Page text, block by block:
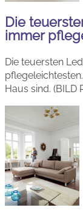
Die
immer
Die teuersten
Haus sind. (BILD